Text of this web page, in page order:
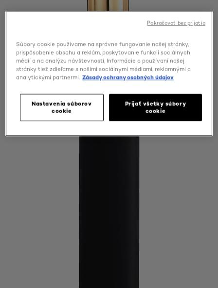
Súbory cookie používame na správne fungovanie našej stránky,
prispôsobenie obsahu a reklám, poskytovanie funkcií sociálnych
médií a na analýzu návštevnosti. Informácie o používaní našej
stránky tiež zdieľame s našimi sociálnymi médiami, reklamnými a
analytickými partnermi. Zásady ochrany osobných údajov
Nastavenia súborov
cookie
Prijať všetky súbory
cookie
Pokračovať bez prijatia